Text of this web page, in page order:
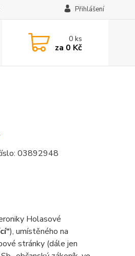
Přihlášení
0ks
za 0 Kč
03892948
Holasové
), umístěného na
stránky (dále jen